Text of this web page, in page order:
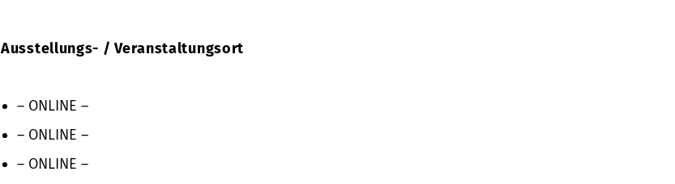
Ausstellungs- / Veranstaltungsort
– ONLINE –
– ONLINE –
– ONLINE –